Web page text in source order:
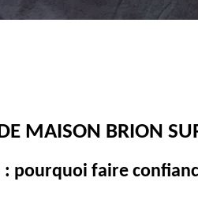
MAISON BRION
pourquoi faire